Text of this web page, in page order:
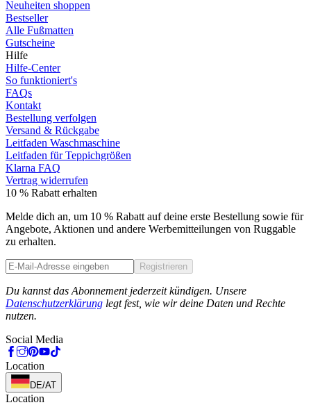
Neuheiten shoppen
Bestseller
Alle Fußmatten
Gutscheine
Hilfe
Hilfe-Center
So funktioniert's
FAQs
Kontakt
Bestellung verfolgen
Versand & Rückgabe
Leitfaden Waschmaschine
Leitfaden für Teppichgrößen
Klarna FAQ
Vertrag widerrufen
10 % Rabatt erhalten
Melde dich an, um 10 % Rabatt auf deine erste Bestellung sowie für
Angebote, Aktionen und andere Werbemitteilungen von Ruggable
zu erhalten.
Registrieren
Du kannst das Abonnement jederzeit kündigen. Unsere
Datenschutzerklärung legt fest, wie wir deine Daten und Rechte
nutzen.
Social Media
Location
DE/AT
Location